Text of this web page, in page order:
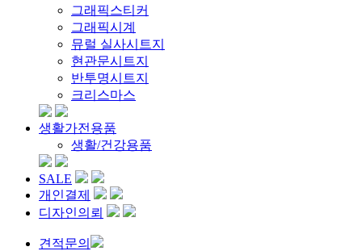
그래픽스티커
그래픽시계
뮤럴 실사시트지
현관문시트지
반투명시트지
크리스마스
생활가전용품
생활/건강용품
SALE
개인결제
디자인의뢰
견적문의